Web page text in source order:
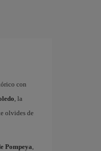
con
, la
olvides de
Pompeya,